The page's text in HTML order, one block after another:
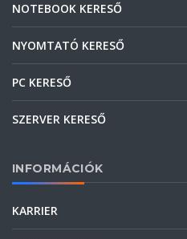
NOTEBOOK KERESŐ
NYOMTATÓ KERESŐ
PC KERESŐ
SZERVER KERESŐ
INFORMÁCIÓK
KARRIER